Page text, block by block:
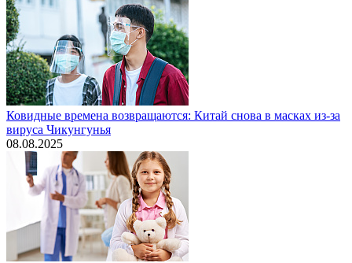
Ковидные времена возвращаются: Китай снова в масках из-за
вируса Чикунгунья
08.08.2025